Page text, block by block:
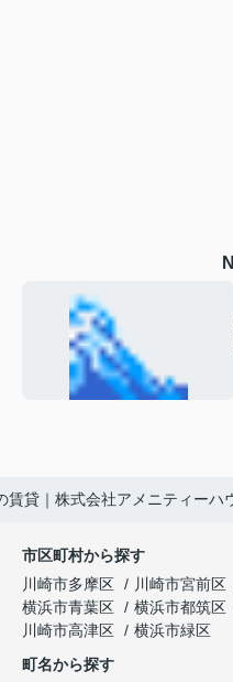
賃貸｜株式会社アメニティーハ
市区町村から探す
川崎市多摩区
川崎市宮前区
横浜市青葉区
横浜市都筑区
川崎市高津区
横浜市緑区
町名から探す